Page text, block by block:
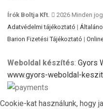
Írók Boltja Kft.
2026 Minden
Adatvédelmi tájékoztató |
Barion Fizetési Tájékoztató |
Weboldal készítés: Gyors
www.gyors-weboldal-
Cookie-kat használunk, hogy